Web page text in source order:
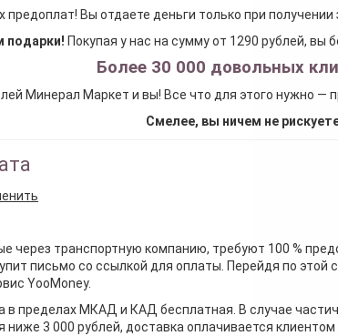
предоплат! Вы отдаете деньги только при
подарки! Покупая у нас на сумму от 1290 рублей, вы
Более 30 000 довольных
Минерал Маркет и вы! Все что для этого нужно —
Смелее, вы ничем не
через транспортную компанию, требуют 100 %
письмо со ссылкой для оплаты. Перейдя по
YooMoney.
в пределах МКАД и КАД бесплатная. В случае
ниже 3 000 рублей, доставка оплачивается